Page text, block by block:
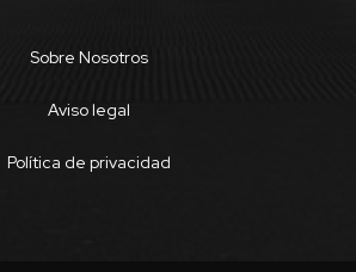
Sobre Nosotros
Aviso legal
Política de privacidad